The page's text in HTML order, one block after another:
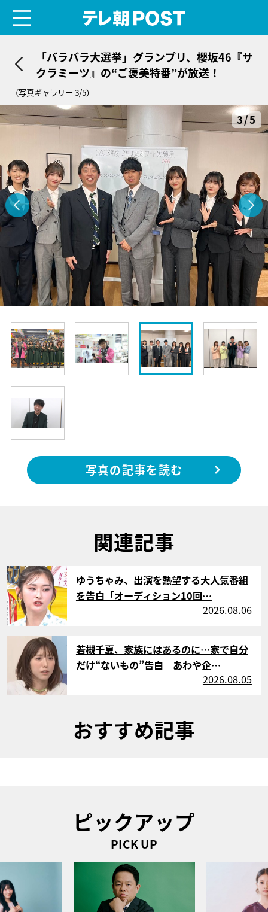
「バラバラ大選挙」グランプリ、櫻坂46『サ
クラミーツ』の“ご褒美特番”が放送！
（写真ギャラリー 3/5）
3/5
写真の記事を読む
関連記事
サムネイル
ゆうちゃみ、出演を熱望する大人気番組
を告白「オーディション10回…
2026.08.06
サムネイル
若槻千夏、家族にはあるのに…家で自分
だけ“ないもの”告白 あわや企…
2026.08.05
おすすめ記事
ピックアップ
PICK UP